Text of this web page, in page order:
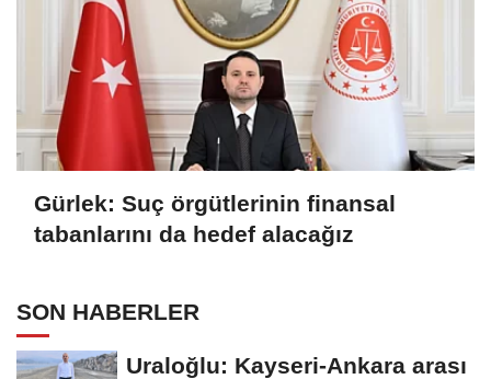
Gürlek: Suç örgütlerinin finansal
tabanlarını da hedef alacağız
SON HABERLER
Uraloğlu: Kayseri-Ankara arası